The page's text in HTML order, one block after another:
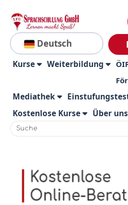
Deutsch
Kurse Weiterbildung
Mediathek
Kostenlose Kurse
Über uns